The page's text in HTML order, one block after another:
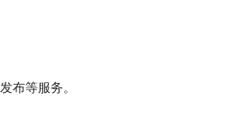
布等服务。